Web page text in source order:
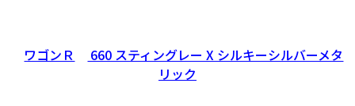
年式
2012
走行距離（km）
96,000
車検有無
有
修復歴
無
地域
広島県
ワゴンＲ
660 スティングレー X シルキーシルバーメタ
リック